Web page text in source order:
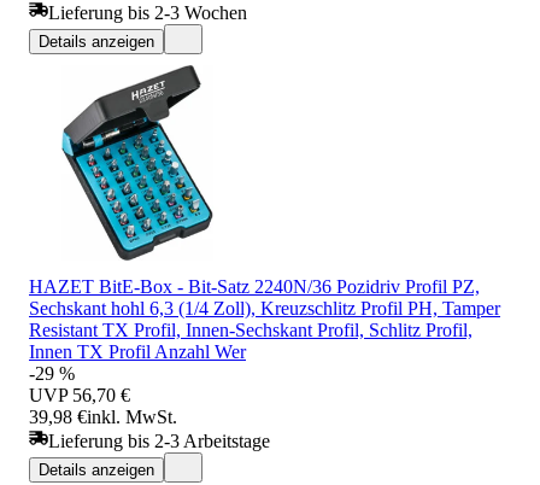
Lieferung bis 2-3 Wochen
Details anzeigen
HAZET BitE-Box - Bit-Satz 2240N/36 Pozidriv Profil PZ,
Sechskant hohl 6,3 (1/4 Zoll), Kreuzschlitz Profil PH, Tamper
Resistant TX Profil, Innen-Sechskant Profil, Schlitz Profil,
Innen TX Profil Anzahl Wer
-29 %
UVP 56,70 €
39,98 €inkl. MwSt.
Lieferung bis 2-3 Arbeitstage
Details anzeigen